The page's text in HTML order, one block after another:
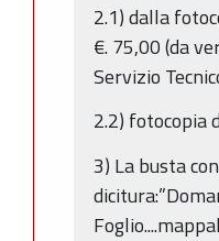
2.1) dalla
€. 75,00 (da
Servizio
2.2) fotocopia
3) La busta